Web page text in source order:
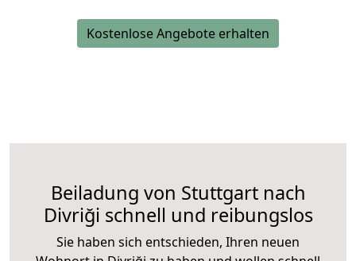
Kostenlose Angebote erhalten
Beiladung von Stuttgart nach
Divriği schnell und reibungslos
Sie haben sich entschieden, Ihren neuen